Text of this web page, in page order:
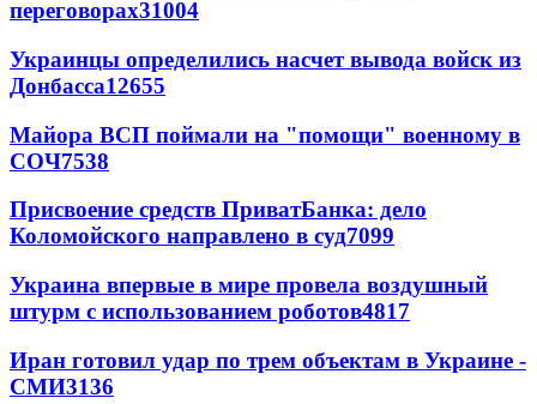
переговорах31004
Украинцы определились насчет вывода войск из
Донбасса12655
Майора ВСП поймали на "помощи" военному в
СОЧ7538
Присвоение средств ПриватБанка: дело
Коломойского направлено в суд7099
Украина впервые в мире провела воздушный
штурм с использованием роботов4817
Иран готовил удар по трем объектам в Украине -
СМИ3136